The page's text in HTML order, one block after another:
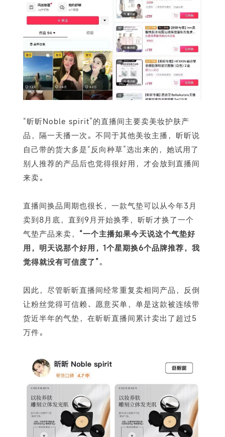
“昕昕Noble spirit”的直播间主要卖美妆护肤产
品，隔一天播一次。不同于其他美妆主播，昕昕说
自己带的货大多是“反向种草”选出来的，她试用了
别人推荐的产品后也觉得很好用，才会放到直播间
来卖。
直播间换品周期也很长，一款气垫可以从今年3月
卖到8月底，直到9月开始换季，昕昕才换了一个
气垫产品来卖， “一个主播如果今天说这个气垫好
用，明天说那个好用，1个星期换6个品牌推荐，我
觉得就没有可信度了”。
因此，尽管昕昕直播间经常重复卖相同产品，反倒
让粉丝觉得可信赖、愿意买单，单是这款被连续带
货近半年的气垫，在昕昕直播间累计卖出了超过5
万件。